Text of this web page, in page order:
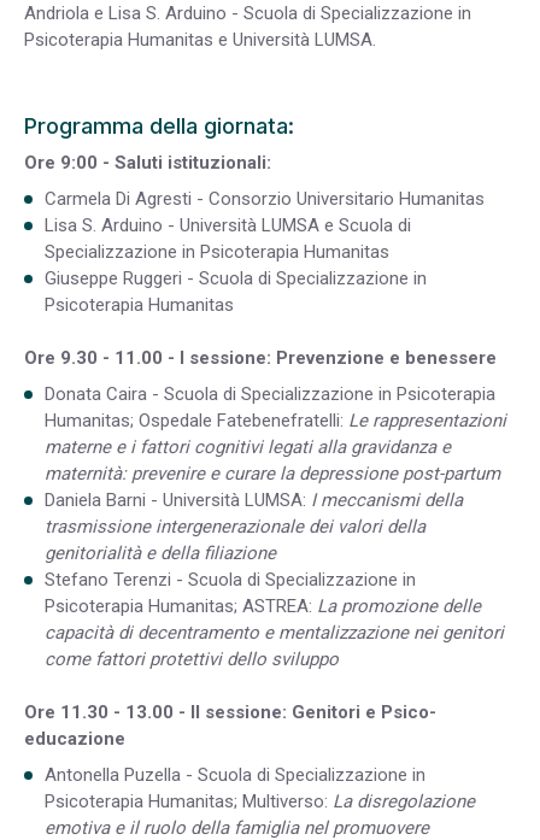
Andriola e Lisa S. Arduino - Scuola di Specializzazione in
Psicoterapia Humanitas e Università LUMSA.
Programma della giornata:
Ore 9:00 - Saluti istituzionali:
Carmela Di Agresti - Consorzio Universitario Humanitas
Lisa S. Arduino - Università LUMSA e Scuola di
Specializzazione in Psicoterapia Humanitas
Giuseppe Ruggeri - Scuola di Specializzazione in
Psicoterapia Humanitas
Ore 9.30 - 11.00 - I sessione: Prevenzione e benessere
Donata Caira - Scuola di Specializzazione in Psicoterapia
Humanitas; Ospedale Fatebenefratelli: Le rappresentazioni
materne e i fattori cognitivi legati alla gravidanza e
maternità: prevenire e curare la depressione post-partum
Daniela Barni - Università LUMSA: I meccanismi della
trasmissione intergenerazionale dei valori della
genitorialità e della filiazione
Stefano Terenzi - Scuola di Specializzazione in
Psicoterapia Humanitas; ASTREA: La promozione delle
capacità di decentramento e mentalizzazione nei genitori
come fattori protettivi dello sviluppo
Ore 11.30 - 13.00 - II sessione: Genitori e Psico-
educazione
Antonella Puzella - Scuola di Specializzazione in
Psicoterapia Humanitas; Multiverso: La disregolazione
emotiva e il ruolo della famiglia nel promuovere